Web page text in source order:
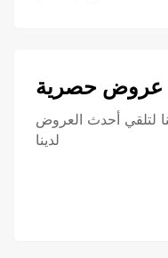
عروض حصرية
لتلقي أحدث العروض
لدينا